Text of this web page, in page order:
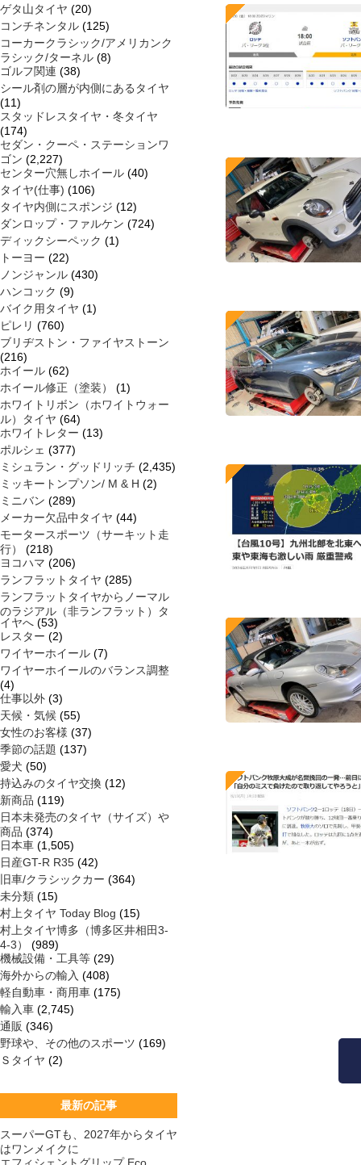
ゲタ山タイヤ (20)
コンチネンタル (125)
コーカークラシック/アメリカンク
ラシック/ターネル (8)
ゴルフ関連 (38)
シール剤の層が内側にあるタイヤ
(11)
スタッドレスタイヤ・冬タイヤ
(174)
セダン・クーペ・ステーションワ
ゴン (2,227)
センター穴無しホイール (40)
タイヤ(仕事) (106)
タイヤ内側にスポンジ (12)
ダンロップ・ファルケン (724)
ディックシーペック (1)
トーヨー (22)
ノンジャンル (430)
ハンコック (9)
バイク用タイヤ (1)
ピレリ (760)
ブリヂストン・ファイヤストーン
(216)
ホイール (62)
ホイール修正（塗装）
(1)
ホワイトリボン（ホワイトウォー
ル）タイヤ (64)
ホワイトレター (13)
ポルシェ (377)
ミシュラン・グッドリッチ (2,435)
ミッキートンプソン/ M & H (2)
ミニバン (289)
メーカー欠品中タイヤ (44)
モータースポーツ（サーキット走
行）
(218)
ヨコハマ (206)
ランフラットタイヤ (285)
ランフラットタイヤからノーマル
のラジアル（非ランフラット）タ
イヤへ (53)
レスター (2)
ワイヤーホイール (7)
ワイヤーホイールのバランス調整
(4)
仕事以外 (3)
天候・気候 (55)
女性のお客様 (37)
季節の話題 (137)
愛犬 (50)
持込みのタイヤ交換 (12)
新商品 (119)
日本未発売のタイヤ（サイズ）や
商品 (374)
日本車 (1,505)
日産GT-R R35 (42)
旧車/クラシックカー (364)
未分類 (15)
村上タイヤ Today Blog (15)
村上タイヤ博多（博多区井相田3-
4-3）
(989)
機械設備・工具等 (29)
海外からの輸入 (408)
軽自動車・商用車 (175)
輸入車 (2,745)
通販 (346)
野球や、その他のスポーツ (169)
Ｓタイヤ (2)
最新の記事
スーパーGTも、2027年からタイヤ
はワンメイクに